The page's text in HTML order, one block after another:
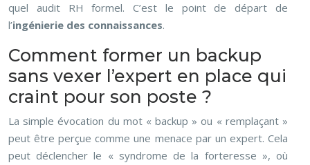
quel audit RH formel. C’est le point de départ de
l’ingénierie des connaissances.
Comment former un backup
sans vexer l’expert en place qui
craint pour son poste ?
La simple évocation du mot « backup » ou « remplaçant »
peut être perçue comme une menace par un expert. Cela
peut déclencher le « syndrome de la forteresse », où